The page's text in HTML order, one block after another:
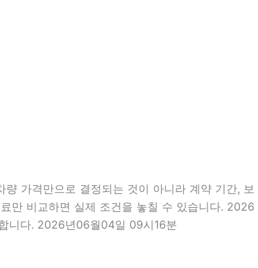
가격만으로 결정되는 것이 아니라 계약 기간, 보
만 비교하면 실제 조건을 놓칠 수 있습니다. 2026
니다. 2026년06월04일 09시16분